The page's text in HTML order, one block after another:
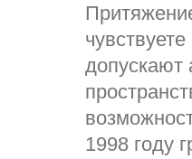
допускают
1998 году